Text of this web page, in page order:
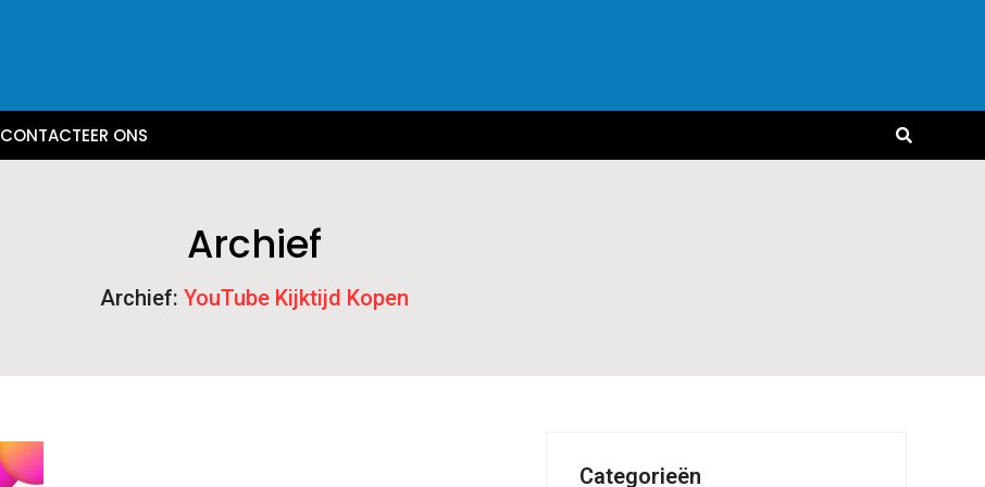
CONTACTEER ONS
Archief
Archief: YouTube Kijktijd Kopen
Categorieën